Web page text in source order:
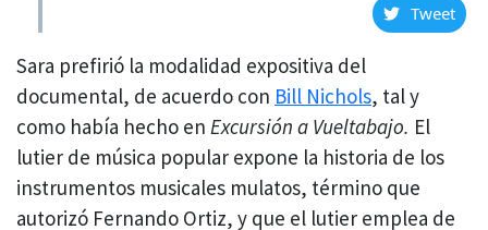
Tweet
Sara prefirió la modalidad expositiva del
documental, de acuerdo con Bill Nichols, tal y
como había hecho en Excursión a Vueltabajo. El
lutier de música popular expone la historia de los
instrumentos musicales mulatos, término que
autorizó Fernando Ortiz, y que el lutier emplea de